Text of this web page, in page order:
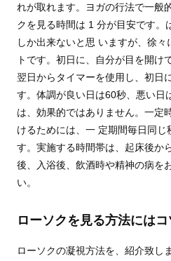
れが取れます。ヨガの行法で一般
クを見る時間は 1 分が目安です。
しか出来ないと思 いますが、徐
トです。初日に、自分が目を開け
翌日からタイマーを使用し、初日
す。体調が良い日は60秒、悪い日
は、効果的ではありません。一定
けるためには、一 定期間毎日同
す。実施する時間帯は、起床後か
後、入浴後、飲酒時や精神の病を
い。
ローソクを見る方法には
ローソクの凝視方法を、紹介致しま